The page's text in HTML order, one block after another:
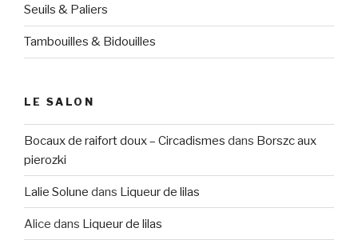
Seuils & Paliers
Tambouilles & Bidouilles
LE SALON
Bocaux de raifort doux – Circadismes dans Borszc aux
pierozki
Lalie Solune dans Liqueur de lilas
Alice dans Liqueur de lilas